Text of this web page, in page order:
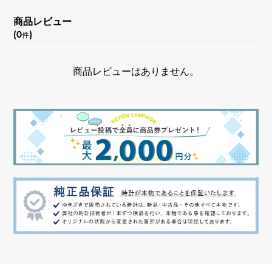
商品レビュー
(0件)
商品レビューはありません。